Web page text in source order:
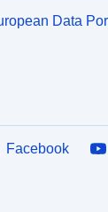
Data
Facebook